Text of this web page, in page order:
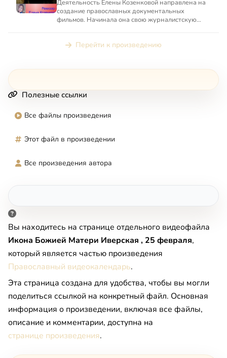
Деятельность Елены Козенковой направлена на
создание православных документальных
фильмов. Начинала она свою журналистскую
Перейти к произведению
Полезные ссылки
Все файлы произведения
Этот файл в произведении
Все произведения автора
Вы находитесь на странице отдельного видеофайла
Икона Божией Матери Иверская , 25 февраля,
который является частью произведения
Православный видеокалендарь.
Эта страница создана для удобства, чтобы вы могли
поделиться ссылкой на конкретный файл. Основная
информация о произведении, включая все файлы,
описание и комментарии, доступна на
странице произведения.